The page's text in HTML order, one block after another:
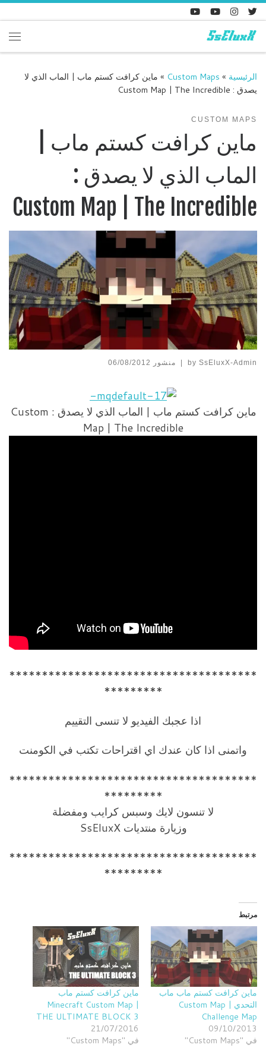
Skip to content
الرئيسية »
Custom Maps
» ماين كرافت كستم ماب | الماب الذي لا
يصدق : Custom Map | The Incredible
CUSTOM MAPS
ماين كرافت كستم ماب |
الماب الذي لا يصدق :
Custom Map | The Incredible
by SsEluxX-Admin
| منشور 06/08/2012
ماين كرافت كستم ماب | الماب الذي لا يصدق : Custom
Map | The Incredible
**************************************
*********
اذا عجبك الفيديو لا تنسى التقييم
واتمنى اذا كان عندك اي اقتراحات تكتب في الكومنت
**************************************
*********
لا تنسون لايك وسبس كرايب ومفضلة
وزيارة منتديات SsEluxX
**************************************
*********
مرتبط
ماين كرافت كستم ماب ماب
التحدي | Custom Map
Challenge Map
09/10/2013
في "Custom Maps"
ماين كرافت كستم ماب
Minecraft Custom Map |
THE ULTIMATE BLOCK 3
21/07/2016
في "Custom Maps"